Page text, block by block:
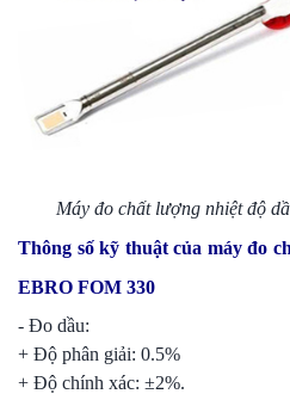
Máy đo chất lượng nhiệt độ
Thông số kỹ thuật của máy đo
EBRO FOM 330
- Đo dầu:
+ Độ phân giải: 0.5%
+ Độ chính xác: ±2%.